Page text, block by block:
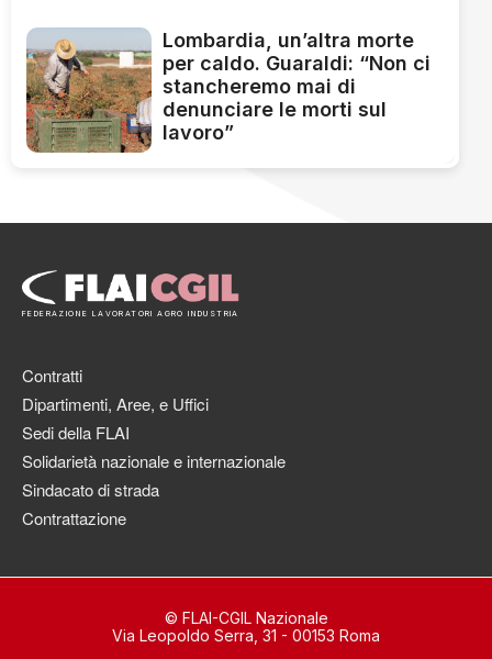
Lombardia, un’altra morte
per caldo. Guaraldi: “Non ci
stancheremo mai di
denunciare le morti sul
lavoro”
FEDERAZIONE LAVORATORI AGRO INDUSTRIA
Contratti
Dipartimenti, Aree, e Uffici
Sedi della FLAI
Solidarietà nazionale e internazionale
Sindacato di strada
Contrattazione
© FLAI-CGIL Nazionale
Via Leopoldo Serra, 31 - 00153 Roma